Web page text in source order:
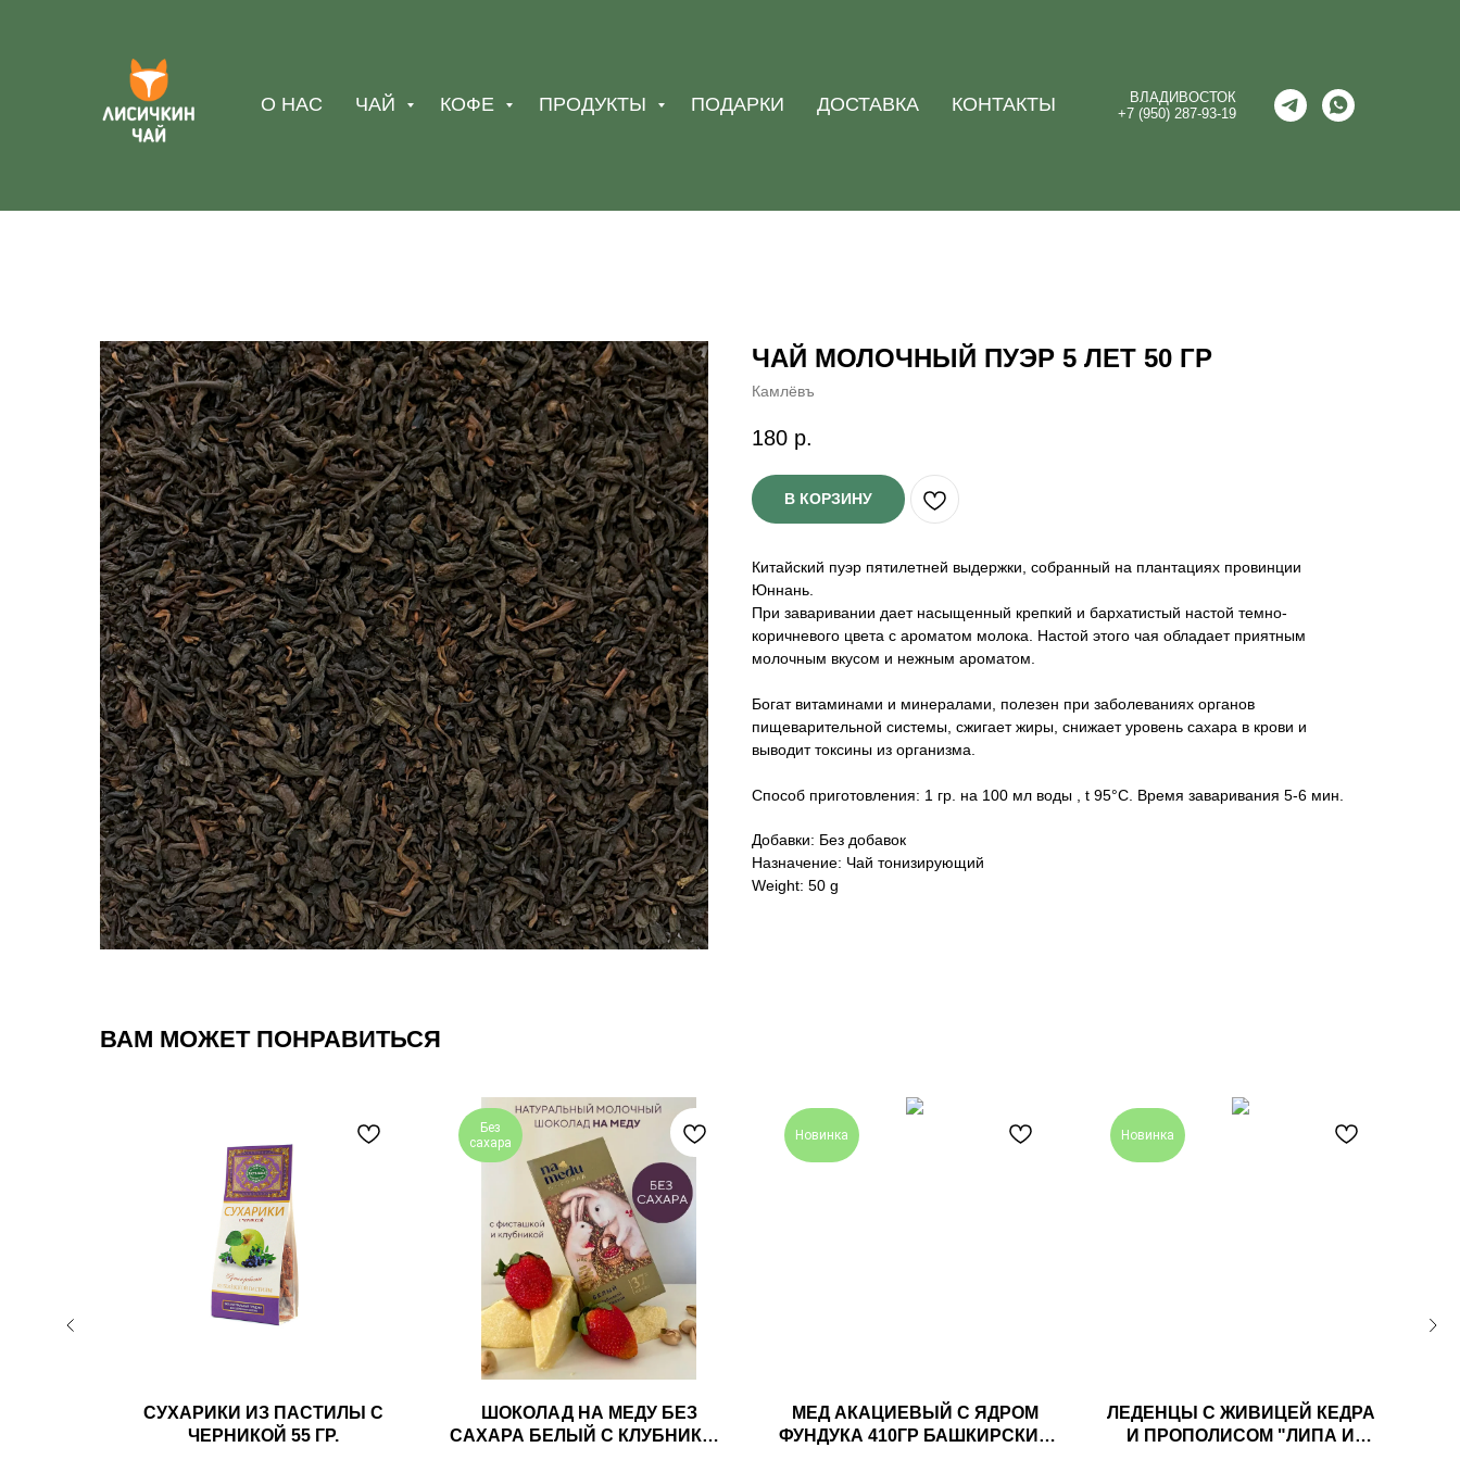
О НАС ЧАЙ КОФЕ ПРОДУКТЫ ПОДАРКИ ДОСТАВКА КОНТАКТЫ
ВЛАДИВОСТОК
+7 (950) 287-93-19
ЧАЙ МОЛОЧНЫЙ ПУЭР 5 ЛЕТ 50 ГР
Камлёвъ
180 р.
В КОРЗИНУ
Китайский пуэр пятилетней выдержки, собранный на плантациях провинции
Юннань.
При заваривании дает насыщенный крепкий и бархатистый настой темно-
коричневого цвета с ароматом молока. Настой этого чая обладает приятным
молочным вкусом и нежным ароматом.
Богат витаминами и минералами, полезен при заболеваниях органов
пищеварительной системы, сжигает жиры, снижает уровень сахара в крови и
выводит токсины из организма.
Способ приготовления: 1 гр. на 100 мл воды , t 95°C. Время заваривания 5-6 мин.
Добавки: Без добавок
Назначение: Чай тонизирующий
Weight: 50 g
ВАМ МОЖЕТ ПОНРАВИТЬСЯ
СУХАРИКИ ИЗ ПАСТИЛЫ С
ЧЕРНИКОЙ 55 ГР.
Без
сахара
ШОКОЛАД НА МЕДУ БЕЗ
САХАРА БЕЛЫЙ С КЛУБНИКОЙ
Новинка
МЕД АКАЦИЕВЫЙ С ЯДРОМ
ФУНДУКА 410ГР БАШКИРСКИЙ
Новинка
ЛЕДЕНЦЫ С ЖИВИЦЕЙ КЕДРА
И ПРОПОЛИСОМ "ЛИПА И